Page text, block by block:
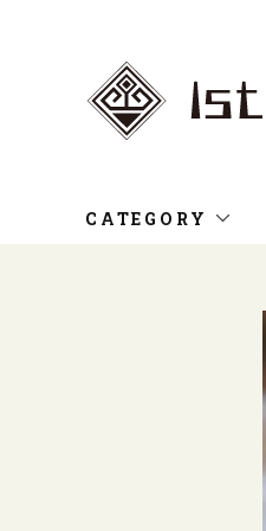
CATEGORY